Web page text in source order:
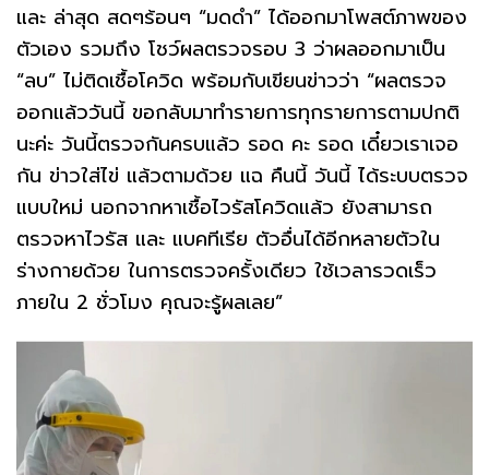
และ ล่าสุด สดๆร้อนๆ “มดดำ” ได้ออกมาโพสต์ภาพของ
ตัวเอง รวมถึง โชว์ผลตรวจรอบ 3 ว่าผลออกมาเป็น
“ลบ” ไม่ติดเชื้อโควิด พร้อมกับเขียนข่าวว่า “ผลตรวจ
ออกแล้ววันนี้ ขอกลับมาทำรายการทุกรายการตามปกติ
นะค่ะ วันนี้ตรวจกันครบแล้ว รอด คะ รอด เดี๋ยวเราเจอ
กัน ข่าวใส่ไข่ แล้วตามด้วย แฉ คืนนี้ วันนี้ ได้ระบบตรวจ
แบบใหม่ นอกจากหาเชื้อไวรัสโควิดแล้ว ยังสามารถ
ตรวจหาไวรัส และ แบคทีเรีย ตัวอื่นได้อีกหลายตัวใน
ร่างกายด้วย ในการตรวจครั้งเดียว ใช้เวลารวดเร็ว
ภายใน 2 ชั่วโมง คุณจะรู้ผลเลย”